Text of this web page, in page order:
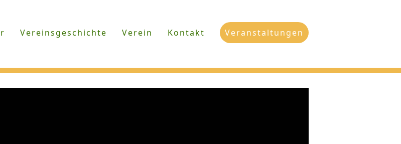
Vereinsgeschichte Verein Kontakt Veranstaltungen